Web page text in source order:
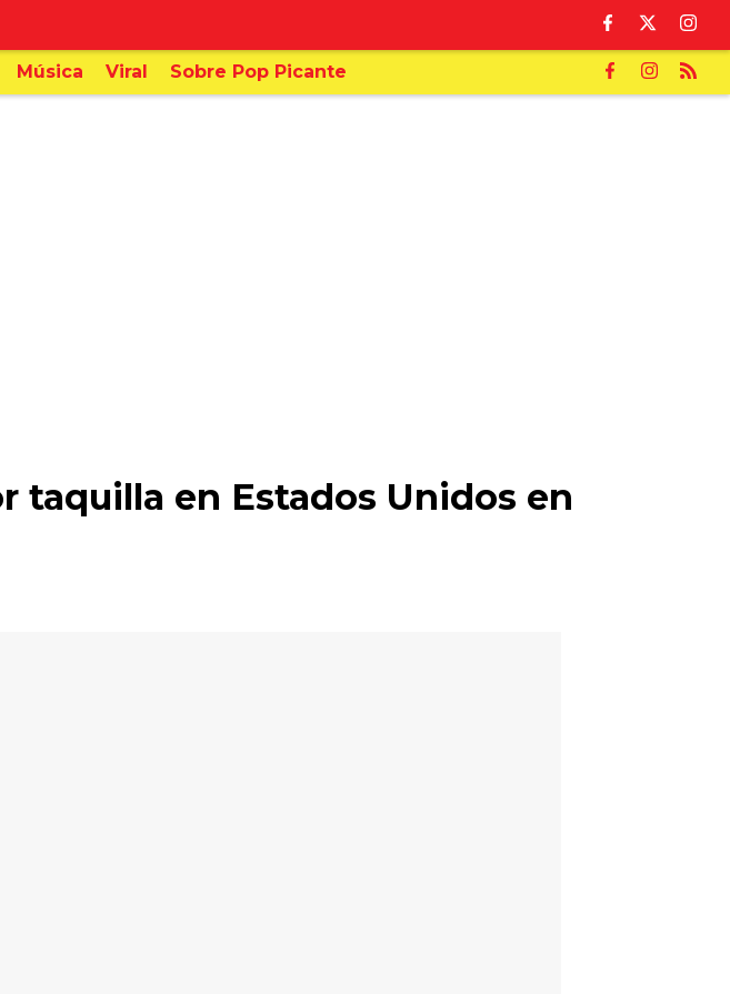
Música Viral Sobre Pop Picante
taquilla en Estados Unidos en